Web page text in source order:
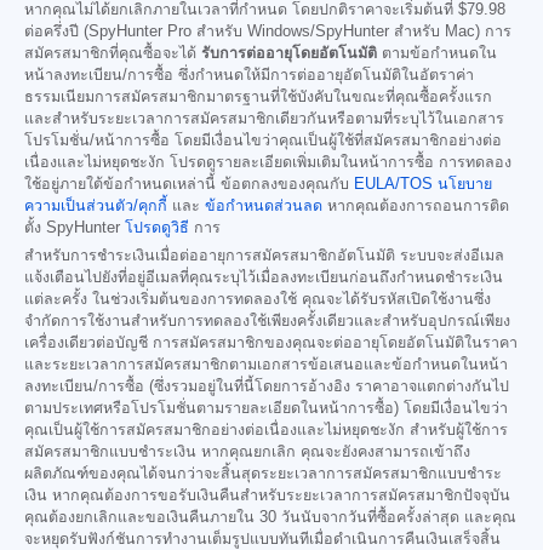
หากคุณไม่ได้ยกเลิกภายในเวลาที่กำหนด โดยปกติราคาจะเริ่มต้นที่ $79.98
ต่อครึ่งปี (SpyHunter Pro สำหรับ Windows/SpyHunter สำหรับ Mac) การ
สมัครสมาชิกที่คุณซื้อจะได้ รับการต่ออายุโดยอัตโนมัติ ตามข้อกำหนดใน
หน้าลงทะเบียน/การซื้อ ซึ่งกำหนดให้มีการต่ออายุอัตโนมัติในอัตราค่า
ธรรมเนียมการสมัครสมาชิกมาตรฐานที่ใช้บังคับในขณะที่คุณซื้อครั้งแรก
และสำหรับระยะเวลาการสมัครสมาชิกเดียวกันหรือตามที่ระบุไว้ในเอกสาร
โปรโมชั่น/หน้าการซื้อ โดยมีเงื่อนไขว่าคุณเป็นผู้ใช้ที่สมัครสมาชิกอย่างต่อ
เนื่องและไม่หยุดชะงัก โปรดดูรายละเอียดเพิ่มเติมในหน้าการซื้อ การทดลอง
ใช้อยู่ภายใต้ข้อกำหนดเหล่านี้ ข้อตกลงของคุณกับ EULA/TOS นโยบาย
ความเป็นส่วนตัว/คุกกี้ และ ข้อกำหนดส่วนลด หากคุณต้องการถอนการติด
ตั้ง SpyHunter โปรดดูวิธี การ
สำหรับการชำระเงินเมื่อต่ออายุการสมัครสมาชิกอัตโนมัติ ระบบจะส่งอีเมล
แจ้งเตือนไปยังที่อยู่อีเมลที่คุณระบุไว้เมื่อลงทะเบียนก่อนถึงกำหนดชำระเงิน
แต่ละครั้ง ในช่วงเริ่มต้นของการทดลองใช้ คุณจะได้รับรหัสเปิดใช้งานซึ่ง
จำกัดการใช้งานสำหรับการทดลองใช้เพียงครั้งเดียวและสำหรับอุปกรณ์เพียง
เครื่องเดียวต่อบัญชี การสมัครสมาชิกของคุณจะต่ออายุโดยอัตโนมัติในราคา
และระยะเวลาการสมัครสมาชิกตามเอกสารข้อเสนอและข้อกำหนดในหน้า
ลงทะเบียน/การซื้อ (ซึ่งรวมอยู่ในที่นี้โดยการอ้างอิง ราคาอาจแตกต่างกันไป
ตามประเทศหรือโปรโมชั่นตามรายละเอียดในหน้าการซื้อ) โดยมีเงื่อนไขว่า
คุณเป็นผู้ใช้การสมัครสมาชิกอย่างต่อเนื่องและไม่หยุดชะงัก สำหรับผู้ใช้การ
สมัครสมาชิกแบบชำระเงิน หากคุณยกเลิก คุณจะยังคงสามารถเข้าถึง
ผลิตภัณฑ์ของคุณได้จนกว่าจะสิ้นสุดระยะเวลาการสมัครสมาชิกแบบชำระ
เงิน หากคุณต้องการขอรับเงินคืนสำหรับระยะเวลาการสมัครสมาชิกปัจจุบัน
คุณต้องยกเลิกและขอเงินคืนภายใน 30 วันนับจากวันที่ซื้อครั้งล่าสุด และคุณ
จะหยุดรับฟังก์ชันการทำงานเต็มรูปแบบทันทีเมื่อดำเนินการคืนเงินเสร็จสิ้น